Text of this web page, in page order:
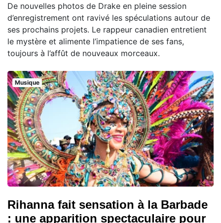
De nouvelles photos de Drake en pleine session
d’enregistrement ont ravivé les spéculations autour de
ses prochains projets. Le rappeur canadien entretient
le mystère et alimente l’impatience de ses fans,
toujours à l’affût de nouveaux morceaux.
Musique
Rihanna fait sensation à la Barbade
: une apparition spectaculaire pour